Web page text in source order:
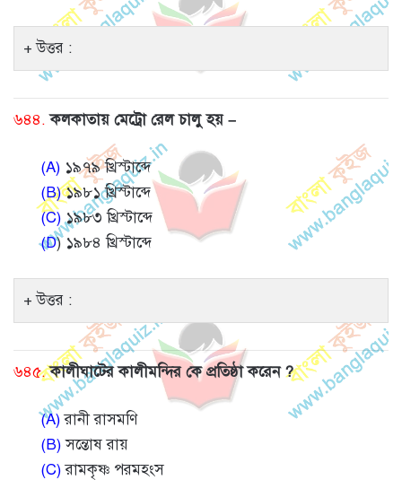
উত্তর :
৬৪৪. কলকাতায় মেট্রো রেল চালু হয় –
(A) ১৯৭৯ খ্রিস্টাব্দে
(B)১৯৮১ খ্রিস্টাব্দে
(C)১৯৮৩ খ্রিস্টাব্দে
(D) ১৯৮৪ খ্রিস্টাব্দে
উত্তর :
৬৪৫. কালীঘাটের কালীমন্দির কে প্রতিষ্ঠা করেন ?
(A)রানী রাসমণি
(B)সন্তোষ রায়
(C)রামকৃষ্ণ পরমহংস